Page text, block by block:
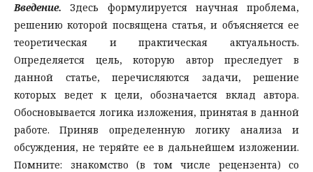
Введение. Здесь формулируется научная проблема,
решению которой посвящена статья, и объясняется ее
теоретическая и практическая актуальность.
Определяется цель, которую автор преследует в
данной статье, перечисляются задачи, решение
которых ведет к цели, обозначается вклад автора.
Обосновывается логика изложения, принятая в данной
работе. Приняв определенную логику анализа и
обсуждения, не теряйте ее в дальнейшем изложении.
Помните: знакомство (в том числе рецензента) со